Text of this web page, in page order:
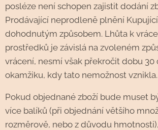
posléze není schopen zajistit dodání
Prodávající neprodleně plnění
dohodnutým způsobem. Lhůta k
prostředků je závislá na zvoleném
vrácení, nesmí však překročit dobu 30
okamžiku, kdy tato nemožnost vznikla.
Pokud objednané zboží bude muset
více balíků (při objednání většího
rozměrově, nebo z důvodu